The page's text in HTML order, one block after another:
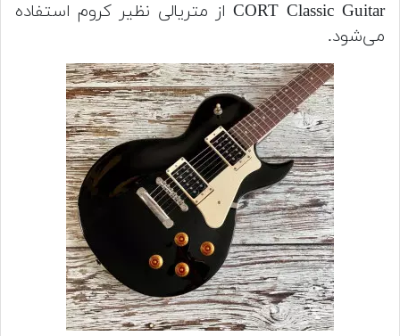
CORT Classic Guitar از متریالی نظیر کروم استفاده
می‌شود.